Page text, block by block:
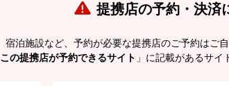
提携店の予約・決済
宿泊施設など、予約が必要な提携店のご予約はご
この提携店が予約できるサイト 」に記載があるサイ